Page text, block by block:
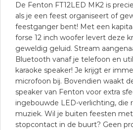
De Fenton FT12LED MK2 is
als je een feest organiseert of
feestganger bent! Met een
forse 12 inch woofer levert deze
geweldig geluid. Stream
Bluetooth vanaf je telefoon en
karaoke speaker! Je krijgt er
microfoon bij. Bovendien waakt
speaker van Fenton voor extra
ingebouwde LED-verlichting, die
muziek. Wil je buiten feesten
stopcontact in de buurt? Geen